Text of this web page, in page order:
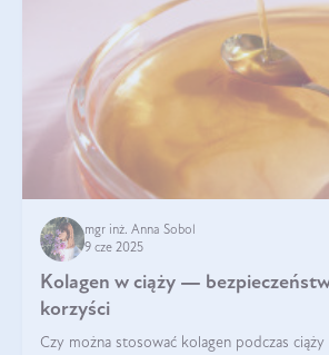
mgr inż. Anna Sobol
9 cze 2025
Kolagen w ciąży —
korzyści
Czy można stosować kolagen podczas